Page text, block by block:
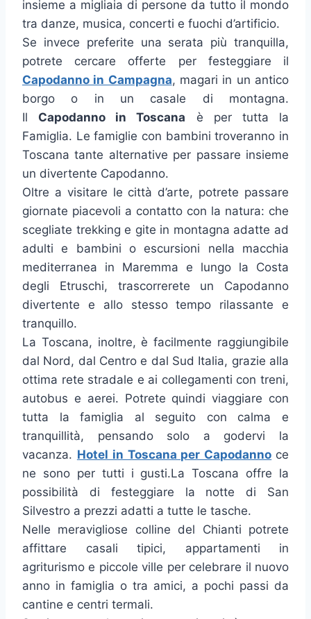
insieme a migliaia di persone da tutto il mondo
tra danze, musica, concerti e fuochi d’artificio.
Se invece preferite una serata più tranquilla,
potrete cercare offerte per festeggiare il
Capodanno in Campagna, magari in un antico
borgo o in un casale di montagna.
Il Capodanno in Toscana è per tutta la
Famiglia. Le famiglie con bambini troveranno in
Toscana tante alternative per passare insieme
un divertente Capodanno.
Oltre a visitare le città d’arte, potrete passare
giornate piacevoli a contatto con la natura: che
scegliate trekking e gite in montagna adatte ad
adulti e bambini o escursioni nella macchia
mediterranea in Maremma e lungo la Costa
degli Etruschi, trascorrerete un Capodanno
divertente e allo stesso tempo rilassante e
tranquillo.
La Toscana, inoltre, è facilmente raggiungibile
dal Nord, dal Centro e dal Sud Italia, grazie alla
ottima rete stradale e ai collegamenti con treni,
autobus e aerei. Potrete quindi viaggiare con
tutta la famiglia al seguito con calma e
tranquillità, pensando solo a godervi la
vacanza. Hotel in Toscana per Capodanno ce
ne sono per tutti i gusti.La Toscana offre la
possibilità di festeggiare la notte di San
Silvestro a prezzi adatti a tutte le tasche.
Nelle meravigliose colline del Chianti potrete
affittare casali tipici, appartamenti in
agriturismo e piccole ville per celebrare il nuovo
anno in famiglia o tra amici, a pochi passi da
cantine e centri termali.